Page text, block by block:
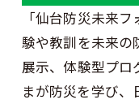
「仙台防災未来
験や教訓を未来の
展示、体験型プロ
まが防災を学び